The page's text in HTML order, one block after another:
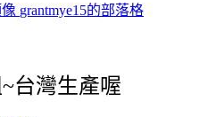
grantmye15的部落格
台灣生產喔